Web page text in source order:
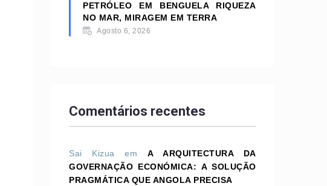
PETRÓLEO EM BENGUELA RIQUEZA
NO MAR, MIRAGEM EM TERRA
Agosto 6, 2026
Comentários recentes
Sai Kizua emA ARQUITECTURA DA
GOVERNAÇÃO ECONÓMICA: A SOLUÇÃO
PRAGMÁTICA QUE ANGOLA PRECISA